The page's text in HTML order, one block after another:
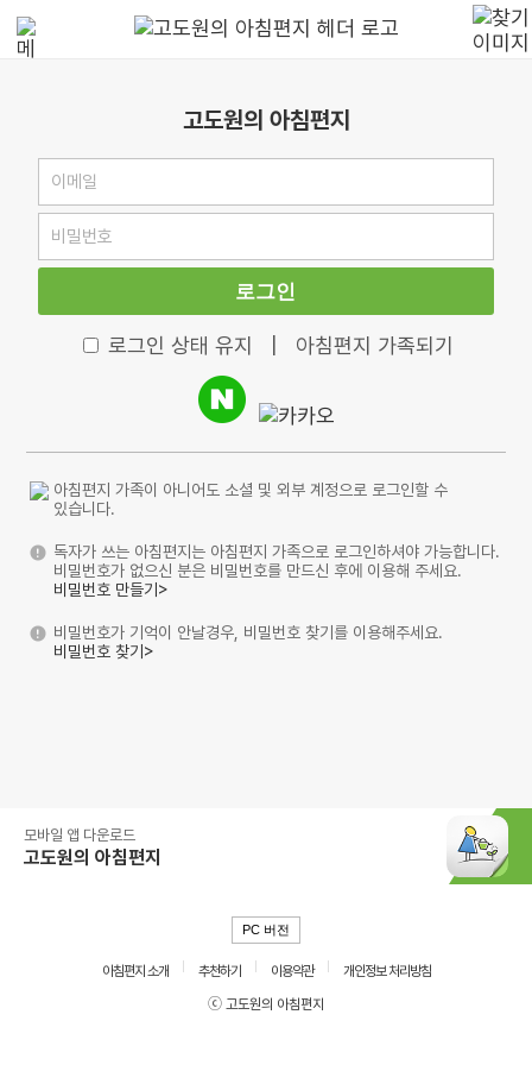
고도원의 아침편지
로그인
로그인 상태 유지 아침편지 가족되기
아침편지 가족이 아니어도 소셜 및 외부 계정으로 로그인할 수
있습니다.
독자가 쓰는 아침편지는 아침편지 가족으로 로그인하셔야 가능합니다.
비밀번호가 없으신 분은 비밀번호를 만드신 후에 이용해 주세요.
비밀번호 만들기>
비밀번호가 기억이 안날경우, 비밀번호 찾기를 이용해주세요.
비밀번호 찾기>
모바일 앱 다운로드
고도원의 아침편지
PC 버전
아침편지 소개 추천하기 이용약관
개인정보 처리방침
ⓒ 고도원의 아침편지